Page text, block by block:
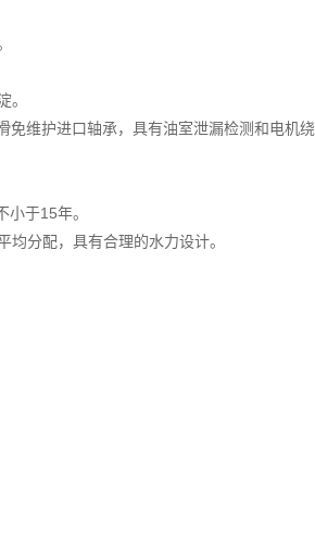
。
维护进口轴承，具有油室泄漏检测和电机绕
于15年。
分配，具有合理的水力设计。